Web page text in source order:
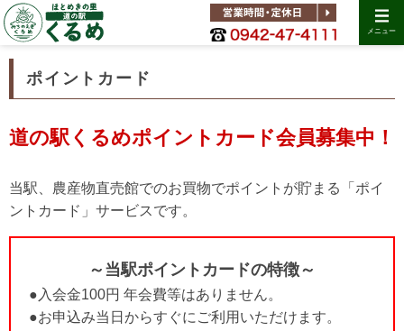
メニュー
ポイントカード
道の駅くるめポイントカード会員募集中！
当駅、農産物直売館でのお買物でポイントが貯まる「ポイ
ントカード」サービスです。
～当駅ポイントカードの特徴～
●入会金100円 年会費等はありません。
●お申込み当日からすぐにご利用いただけます。